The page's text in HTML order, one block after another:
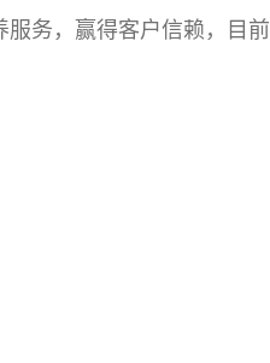
务，赢得客户信赖，目前